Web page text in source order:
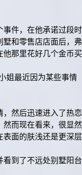
事件，在他承诺过段时
和零售店店面后，弗
那里花好几个金币买
姐最近因为某些事情
然后迅速进入了热恋
然而现在看来，很显然
面的肤浅还是更深层
到了不远处别墅阳台